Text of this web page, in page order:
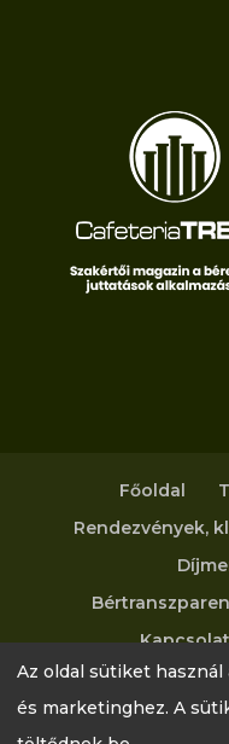
Főoldal
Rendezvények,
Kapcsolat
Az oldal sütiket
és marketinghez. A